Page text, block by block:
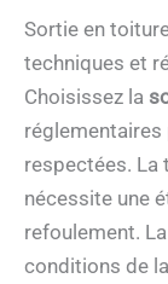
Sortie en
techniques et
Choisissez la
réglementaires
respectées. La
nécessite une
refoulement.
conditions de